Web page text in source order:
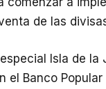
de las
Isla de la
el Banco